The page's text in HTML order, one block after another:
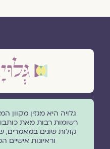
גלויה היא מגזין מקוון
רשומות רבות מאת כותבות
קולות שונים במאמרים,
וראיונות